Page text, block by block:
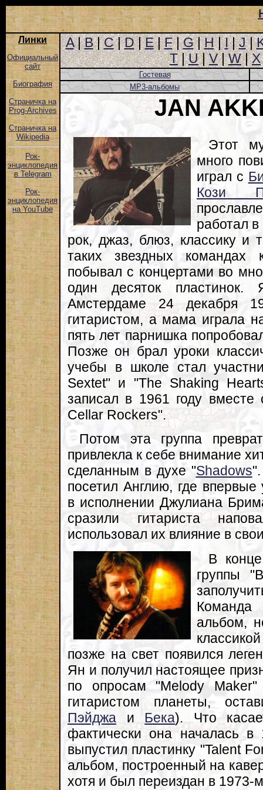
Линки
Официальный
сайт
Биография
Страничка на
Prog-Archives
Страничка на
Wikipedia
Рок-
энциклопедия
в Telegram
Рок-
энциклопедия
на YouTube
A|B|C|D|E|F|G|H|I|J|
T|U|V|W|X
Гостевая
MP3-альбомы
JAN
Этот
много
играл с
Кози
работал
рок, джаз, блюз, классику и
таких звездных
побывал с концертами во
один десяток
Амстердаме 24 декабря
гитаристом, а мама играла
пять лет парнишка
Позже он брал уроки
учебы в школе стал
Sextet" и "The Shaking
записал в 1961 году
Cellar Rockers".
Потом эта группа
привлекла к себе внимание
сделанным в духе "Shadows
посетил Англию, где
в исполнении Джулиана
сразили гитариста
использовал их влияние в
В
группы
альбом,
позже на свет появился
Ян и получил настоящее
по опросам "Melody
гитаристом планеты,
Пэйджа и Бека). Что
фактически она началась в
выпустил пластинку "Talent
альбом, построенный на
хотя и был переиздан в 1973-